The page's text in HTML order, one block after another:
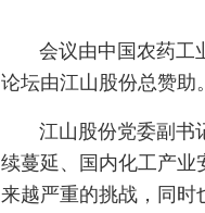
会议由中国农药工
论坛由江山股份总赞助
江山股份党委副书
续蔓延、国内化工产业
来越严重的挑战，同时